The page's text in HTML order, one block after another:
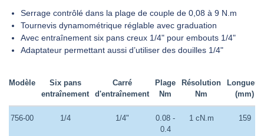
Atec
News
RSE
Serrage contrôlé dans la plage de couple de 0,08 à 9 N.m
Tournevis dynamométrique réglable avec graduation
Avec entraînement six pans creux 1/4" pour embouts 1/4"
Adaptateur permettant aussi d’utiliser des douilles 1/4"
Modèle
Six pans
entraînement
Carré
d'entraînement
Plage
Nm
Résolution
Nm
Longueur
(mm)
756-00 1/4 1/4"
0.08 -
0.4
1 cN.m 159